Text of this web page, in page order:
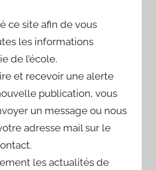
ce site afin de vous
les informations
de l’école.
et recevoir une alerte
publication, vous
un message ou nous
adresse mail sur le
les actualités de